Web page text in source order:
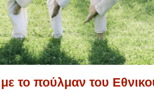
το πούλμαν του